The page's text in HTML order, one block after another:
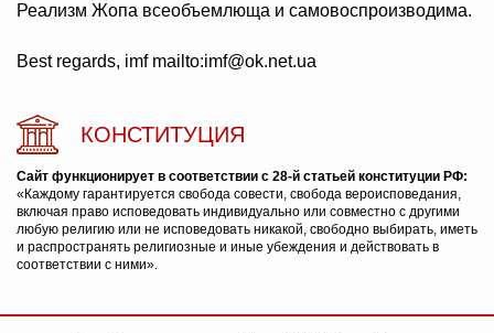
Реализм Жопа всеобъемлюща и самовоспроизводима.
Best regards, imf mailto:imf@ok.net.ua
КОНСТИТУЦИЯ
Сайт функционирует в соответствии с 28-й статьей конституции РФ:
«Каждому гарантируется свобода совести, свобода вероисповедания,
включая право исповедовать индивидуально или совместно с другими
любую религию или не исповедовать никакой, свободно выбирать, иметь
и распространять религиозные и иные убеждения и действовать в
соответствии с ними».